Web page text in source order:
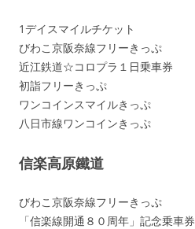
1デイスマイルチケット
びわこ京阪奈線フリーきっぷ
近江鉄道☆コロプラ１日乗車券
初詣フリーきっぷ
ワンコインスマイルきっぷ
八日市線ワンコインきっぷ
信楽高原鐵道
びわこ京阪奈線フリーきっぷ
「信楽線開通８０周年」記念乗車券